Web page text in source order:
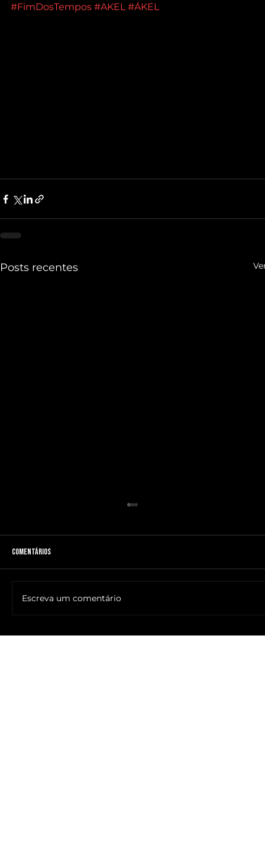
#FimDosTempos #AKEL #ÁKEL
Posts recentes
Comentários
Escreva um comentário